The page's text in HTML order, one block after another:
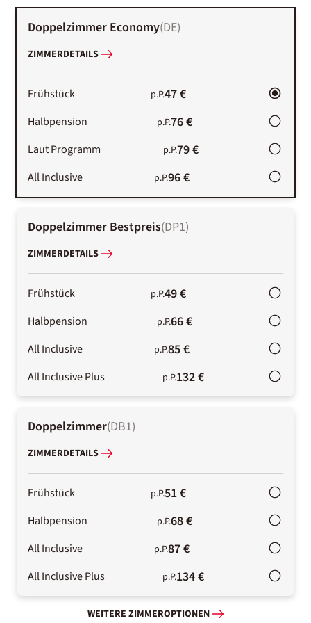
Doppelzimmer Economy(DE)
ZIMMERDETAILS
Frühstück p.P.47 €
Halbpension p.P.76 €
Laut Programm p.P.79 €
All Inclusive p.P.96 €
Doppelzimmer Bestpreis(DP1)
ZIMMERDETAILS
Frühstück p.P.49 €
Halbpension p.P.66 €
All Inclusive p.P.85 €
All Inclusive Plus p.P.132 €
Doppelzimmer(DB1)
ZIMMERDETAILS
Frühstück p.P.51 €
Halbpension p.P.68 €
All Inclusive p.P.87 €
All Inclusive Plus p.P.134 €
WEITERE ZIMMEROPTIONEN